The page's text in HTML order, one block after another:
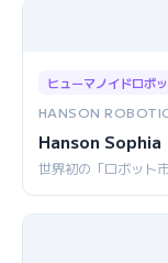
ヒューマノイドロボ
HANSON
Hanson Sophia
世界初の「ロボット